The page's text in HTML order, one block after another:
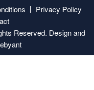
Privacy Policy
Reserved. Design and